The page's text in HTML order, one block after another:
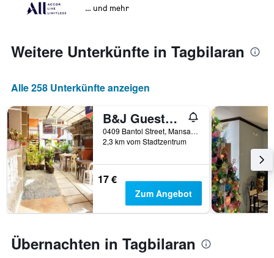
… und mehr
Weitere Unterkünfte in Tagbilaran
Alle 258 Unterkünfte anzeigen
B&J Guesthouse and Tours
0409 Bantol Street, Mansasa-Dampas Road, Tagbilaran, Philippinen
2,3 km vom Stadtzentrum
17 €
Zum Angebot
Übernachten in Tagbilaran